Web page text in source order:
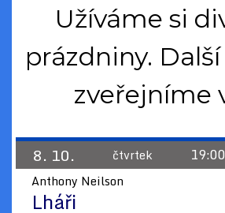
Užíváme si
prázdniny.
zveřejníme
8. 10. čtvrtek 19:00
Anthony Neilson
Lháři